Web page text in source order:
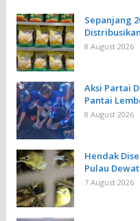
Sepanjang
Premium ke
8 August 2026
Aksi Partai
Pantai
Lingkungan
8 August 2026
Hendak
Pulau
dari NTB
7 August 2026